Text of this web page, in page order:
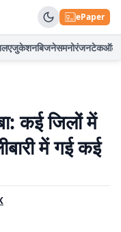
ePaper
एजुकेशनबिजनेसमनोरंजनटेकऑटो
कई जिलों में
में गई कई